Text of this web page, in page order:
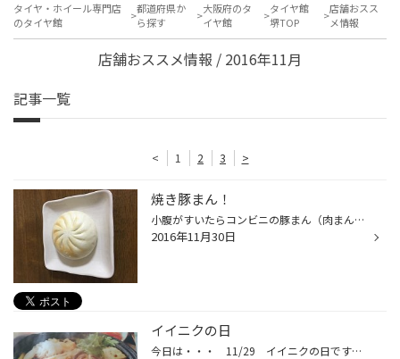
タイヤ・ホイール専門店
のタイヤ館
都道府県か
ら探す
大阪府のタ
イヤ館
タイヤ館
堺TOP
店舗おスス
メ情報
店舗おススメ情報 / 2016年11月
記事一覧
< 1 2 3 >
焼き豚まん！
小腹がすいたらコンビニの豚まん（肉まん）が美味しい季節になりましたね〜 そのままでもいけますが、トースターで表面がカリッとする位焼くと更に美味しく なります。TVかラジオで知ってからハマってます(*^^*) 興味があれば1度お試しください！
2016年11月30日
イイニクの日
今日は・・・ 11/29 イイニクの日ですね♪ みなさんの晩ご飯は、すき焼き？ステーキ？焼肉？しゃぶしゃぶでしょうか？！ 朝のテレビ番組で紹介されてたんですが 安価なお肉に昆布（顆粒）だしを加えるだけで 昆布のグルタミン酸とお肉のイノシン酸が、かけ合わさって 相性よく、旨味がアップし美味...